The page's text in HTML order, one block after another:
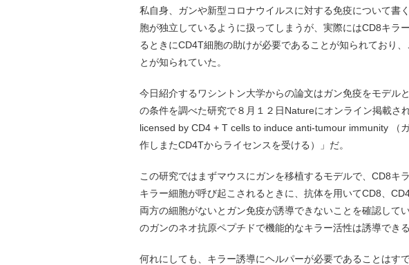
私自身、ガンや新型コロナウイルスに対する免疫について書
胞が独立しているように扱ってしまうが、実際にはCD8キラ
るときにCD4T細胞の助けが必要であることが知られており
とが知られていた。
今日紹介するワシントン大学からの論文はガン免疫をモデル
の条件を調べた研究で８月１２日Natureにオンライン掲載さ
licensed by CD4 + T cells to induce anti-tumour immunity （
作しまたCD4Tからライセンスを受ける）」だ。
この研究ではまずマウスにガンを移植するモデルで、CD8キ
キラー細胞が呼び起こされるときに、抗体を用いてCD8、
両方の細胞がないとガン免疫が誘導できないことを確認して
のガンのネオ抗原ペプチドで機能的なキラー活性は誘導でき
何れにしても、キラー誘導にヘルパーが必要であることはす